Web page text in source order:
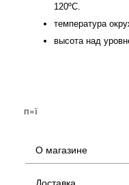
120ºС.
температура
высота над
п»ї
О магазине